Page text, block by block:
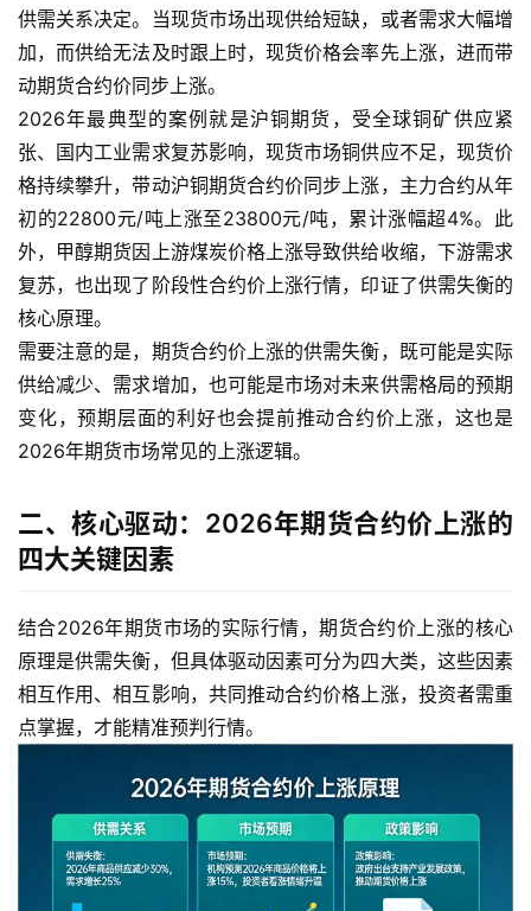
供需关系决定。当现货市场出现供给短缺，或者需求大幅增
加，而供给无法及时跟上时，现货价格会率先上涨，进而带
动期货合约价同步上涨。
2026年最典型的案例就是沪铜期货，受全球铜矿供应紧
张、国内工业需求复苏影响，现货市场铜供应不足，现货价
格持续攀升，带动沪铜期货合约价同步上涨，主力合约从年
初的22800元/吨上涨至23800元/吨，累计涨幅超4%。此
外，甲醇期货因上游煤炭价格上涨导致供给收缩，下游需求
复苏，也出现了阶段性合约价上涨行情，印证了供需失衡的
核心原理。
需要注意的是，期货合约价上涨的供需失衡，既可能是实际
供给减少、需求增加，也可能是市场对未来供需格局的预期
变化，预期层面的利好也会提前推动合约价上涨，这也是
2026年期货市场常见的上涨逻辑。
二、核心驱动：2026年期货合约价上涨的
四大关键因素
结合2026年期货市场的实际行情，期货合约价上涨的核心
原理是供需失衡，但具体驱动因素可分为四大类，这些因素
相互作用、相互影响，共同推动合约价格上涨，投资者需重
点掌握，才能精准预判行情。